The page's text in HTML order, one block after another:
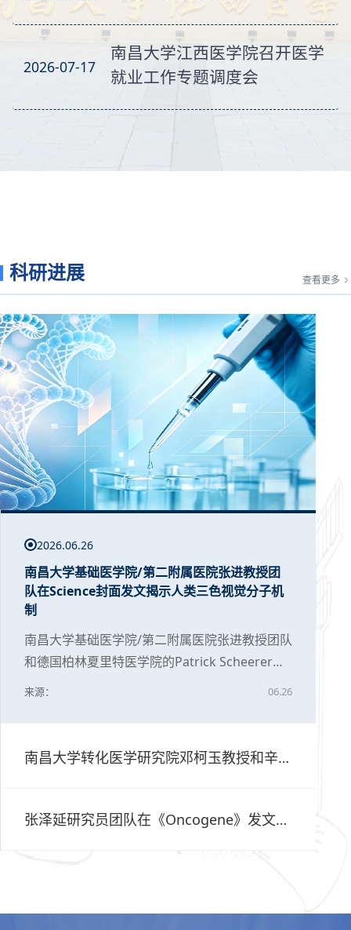
2026-07-17
南昌大学江西医学院召开医学
就业工作专题调度会
科研进展 查看更多
2026.06.26
南昌大学基础医学院/第二附属医院张进教授团
队在Science封面发文揭示人类三色视觉分子机
制
南昌大学基础医学院/第二附属医院张进教授团队
和德国柏林夏里特医学院的Patrick Scheerer团
队联合国内外各研究机构以南昌大学为第一署名
microscopy structures of human cone visual
pigments 的研究论文，揭示了人类三色视觉的
来源： 06.26
南昌大学转化医学研究院邓柯玉教授和辛洪波教授团队在《Advanced Science 》发文揭示人尿源干细胞缓解肺纤维化新机制
张泽延研究员团队在《Oncogene》发文揭示MST4调控肺腺癌p53稳态的双重作用机制